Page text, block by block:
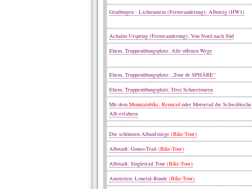
Gruibingen - Lichtenstein (Fernwanderung): Albsteig (HW1)
Achalm-Urspring (Fernwanderung): Von Nord nach Süd
Ehem. Truppenübungsplatz: Alle offenen Wege
Ehem. Truppenübungsplatz: „Tour de SPHÄRE“
Ehem. Truppenübungsplatz: Drei Schneetouren
Mit dem Mountainbike, Rennrad oder Motorrad die Schwäbische
Alb erfahren
Die schönsten Albaufstiege (Bike-Tour)
Albstadt: Gonso-Trail (Bike-Tour)
Albstadt: Singletrail Tour (Bike-Tour)
Amstetten: Lonetal-Runde (Bike-Tour)